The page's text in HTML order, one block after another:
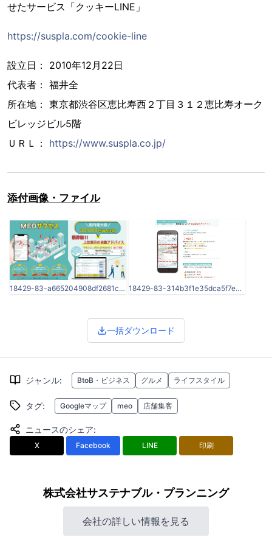
せたサービス「クッキーLINE」
https://suspla.com/cookie-line
設⽴⽇： 2010年12⽉22⽇
代表者： 福井全
所在地： 東京都渋⾕区恵⽐寿⻄２丁⽬３１２恵⽐寿オーク
ビレッジビル5階
ＵＲＬ： https://www.suspla.co.jp/
添付画像・ファイル
18429-83-a665204908df2681c41a964ba7f342f6-2500x1281.png 18429-83-314b3f1e35dca5f7eaafbb1a703bbdf1-767x703.png
一括ダウンロード
ジャンル: BtoB・ビジネス グルメ ライフスタイル
タグ: Googleマップ meo 店舗集客
ニュースのシェア:
X Facebook LINE 印刷
株式会社サステナブル・プランニング
会社の詳しい情報を見る